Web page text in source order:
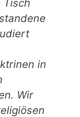
Tisch
in
Wir